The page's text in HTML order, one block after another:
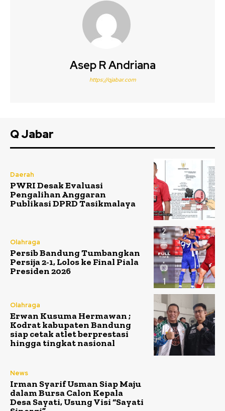
Asep R Andriana
https://qjabar.com
Q Jabar
Daerah
PWRI Desak Evaluasi
Pengalihan Anggaran
Publikasi DPRD Tasikmalaya
Olahraga
Persib Bandung Tumbangkan
Persija 2-1, Lolos ke Final Piala
Presiden 2026
Olahraga
Erwan Kusuma Hermawan ;
Kodrat kabupaten Bandung
siap cetak atlet berprestasi
hingga tingkat nasional
News
Irman Syarif Usman Siap Maju
dalam Bursa Calon Kepala
Desa Sayati, Usung Visi “Sayati